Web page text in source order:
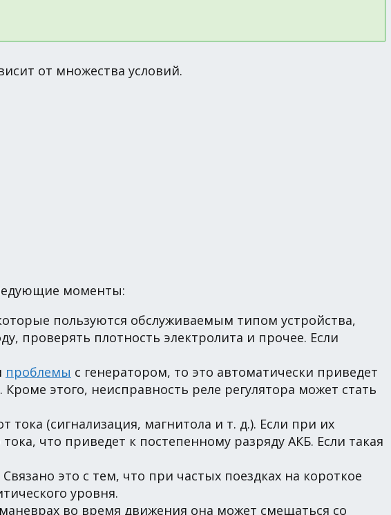
от множества условий.
моменты:
пользуются обслуживаемым типом устройства,
проверять плотность электролита и прочее. Если
проблемы с генератором, то это автоматически приведет
этого, неисправность реле регулятора может стать
(сигнализация, магнитола и т. д.). Если при их
что приведет к постепенному разряду АКБ. Если такая
это с тем, что при частых поездках на короткое
уровня.
во время движения она может смещаться со